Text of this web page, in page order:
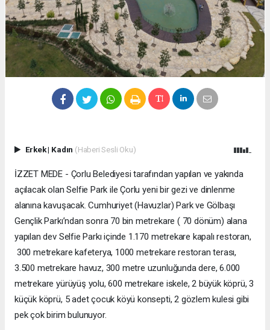
Erkek| Kadın (Haberi Sesli Oku)
İZZET MEDE - Çorlu Belediyesi tarafından yapılan ve yakında
açılacak olan Selfie Park ile Çorlu yeni bir gezi ve dinlenme
alanına kavuşacak. Cumhuriyet (Havuzlar) Park ve Gölbaşı
Gençlik Parkı’ndan sonra 70 bin metrekare ( 70 dönüm) alana
yapılan dev Selfie Parkı içinde 1.170 metrekare kapalı restoran,
300 metrekare kafeterya, 1000 metrekare restoran terası,
3.500 metrekare havuz, 300 metre uzunluğunda dere, 6.000
metrekare yürüyüş yolu, 600 metrekare iskele, 2 büyük köprü, 3
küçük köprü, 5 adet çocuk köyü konsepti, 2 gözlem kulesi gibi
pek çok birim bulunuyor.